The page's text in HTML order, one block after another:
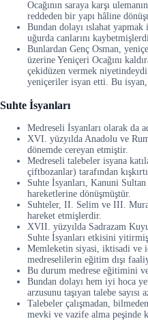
Ocağının saraya karşı
reddeden bir yapı hâline
Bundan dolayı ıslahat
uğurda canlarını kaybetmişlerdi.
Bunlardan Genç Osman,
üzerine Yeniçeri Ocağını
çekidüzen vermek
yeniçeriler isyan etti. Bu isyan,
Suhte İsyanları
Medreseli İsyanları olarak da
XVI. yüzyılda Anadolu ve
dönemde cereyan etmiştir.
Medreseli talebeler isyana
çiftbozanlar) tarafından
Suhte İsyanları, Kanuni Sultan
hareketlerine dönüşmüştür.
Suhteler, II. Selim ve III.
hareket etmişlerdir.
XVII. yüzyılda Sadrazam
Suhte İsyanları etkisini
Memleketin siyasi, iktisadi ve
medreselilerin eğitim dışı
Bu durum medrese eğitimini
Bundan dolayı hem iyi hoca
arzusunu taşıyan talebe sayısı
Talebeler çalışmadan,
mevki ve vazife alma peşinde